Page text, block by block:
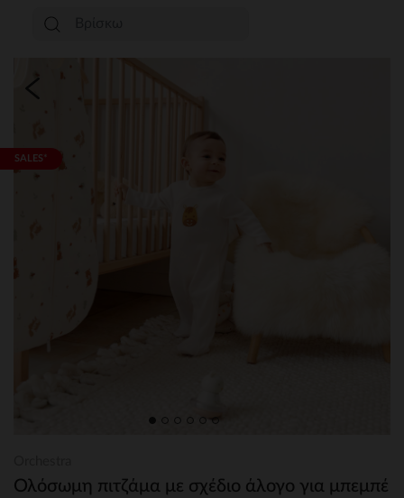
SALES*
Ολόσωμη πιτζάμα με σχέδιο άλογο για μπεμπέ